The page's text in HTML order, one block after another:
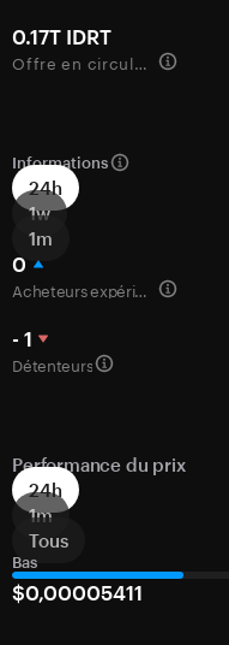
0.17T IDRT
Offre en circulation
Informations
24h
1w
1m
0
Acheteurs expérimentés
- 1
Détenteurs
Performance du prix
24h
1m
Tous
Bas
$0,00005411